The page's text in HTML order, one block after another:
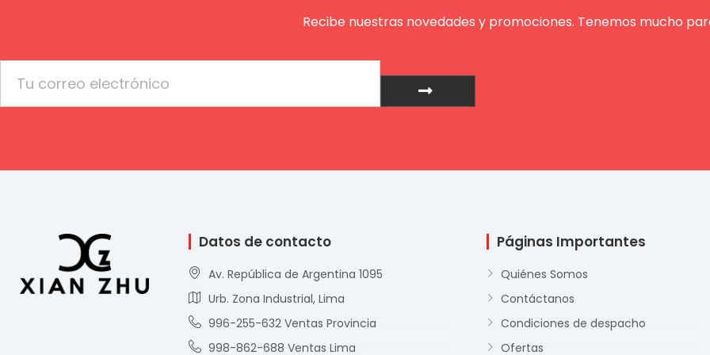
Recibe nuestras novedades y promociones. Tenemos mucho
Enviar
Datos de contacto
Av. República de Argentina 1095
Urb. Zona Industrial, Lima
996-255-632 Ventas Provincia
998-862-688 Ventas Lima
Páginas Importantes
Quiénes Somos
Contáctanos
Condiciones de despacho
Ofertas